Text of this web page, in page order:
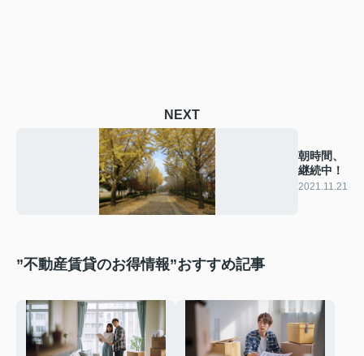
NEXT
朝時間、
継続中！
2021.11.21
”不動産賃貸のお得情報”おすすめ記事